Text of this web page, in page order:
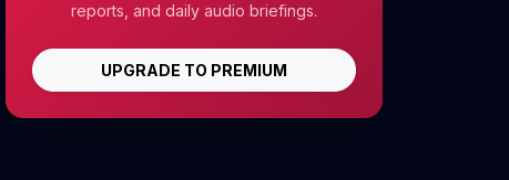
reports, and daily audio briefings.
UPGRADE TO PREMIUM